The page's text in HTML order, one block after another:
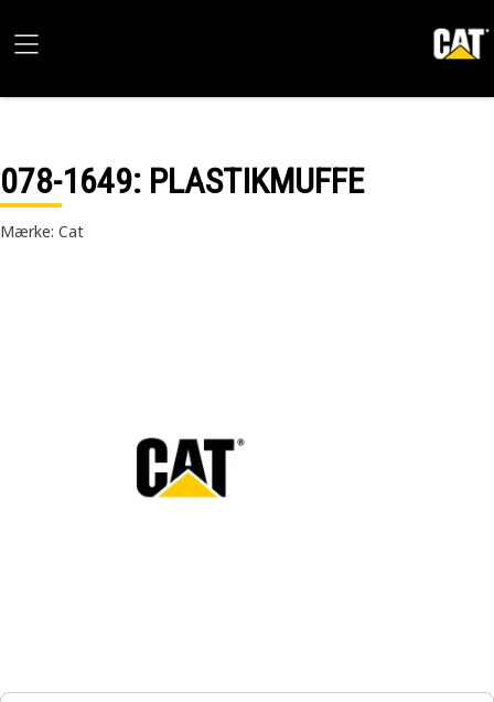
078-1649: PLASTIKMUFFE
Mærke: Cat